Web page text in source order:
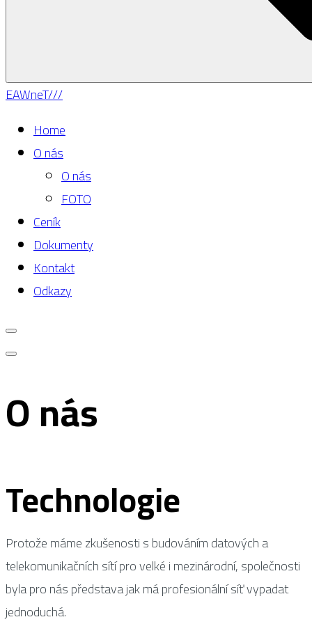
EAWneT///
Home
O nás
O nás
FOTO
Ceník
Dokumenty
Kontakt
Odkazy
O nás
Technologie
Protože máme zkušenosti s budováním datových a
telekomunikačních sítí pro velké i mezinárodní, společnosti
byla pro nás představa jak má profesionální síť vypadat
jednoduchá.